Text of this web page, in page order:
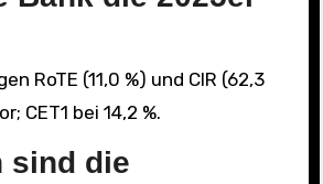
RoTE (11,0 %) und CIR (62,3
CET1 bei 14,2 %.
sind die